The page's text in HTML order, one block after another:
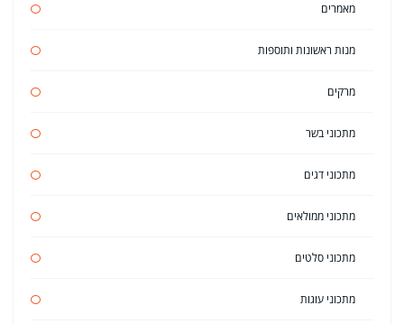
מאמרים
מנות ראשונות ותוספות
מרקים
מתכוני בשר
מתכוני דגים
מתכוני ממולאים
מתכוני סלטים
מתכוני עוגות